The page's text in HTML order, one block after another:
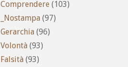
Comprendere (103)
_Nostampa (97)
Gerarchia (96)
Volontà (93)
Falsità (93)